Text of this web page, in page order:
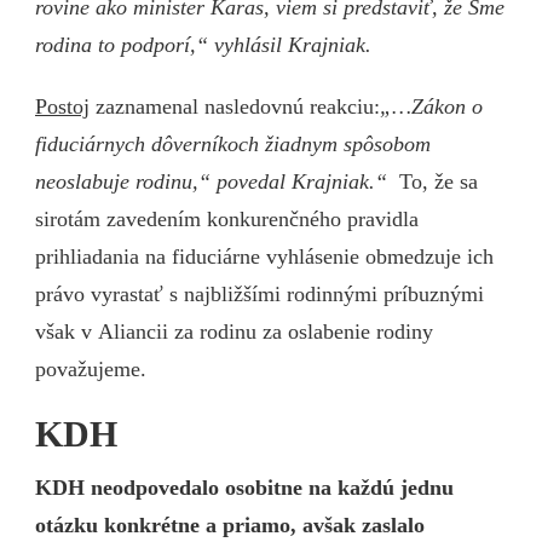
rovine ako minister Karas, viem si predstaviť, že Sme
rodina to podporí,“ vyhlásil Krajniak.
Postoj zaznamenal nasledovnú reakciu:„…Zákon o
fiduciárnych dôverníkoch žiadnym spôsobom
neoslabuje rodinu,“ povedal Krajniak.“ To, že sa
sirotám zavedením konkurenčného pravidla
prihliadania na fiduciárne vyhlásenie obmedzuje ich
právo vyrastať s najbližšími rodinnými príbuznými
však v Aliancii za rodinu za oslabenie rodiny
považujeme.
KDH
KDH neodpovedalo osobitne na každú jednu
otázku konkrétne a priamo, avšak zaslalo